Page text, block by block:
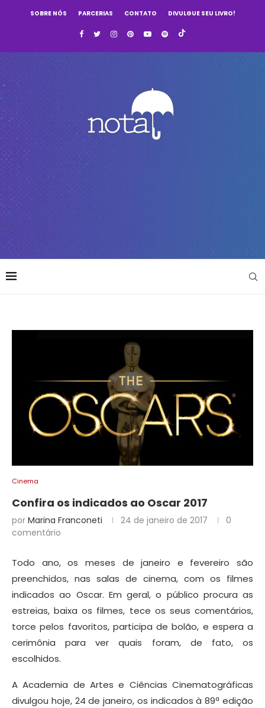
SOBRE NÓS PARCERIAS CONTATO DIVULGUE SEU LIVRO!
Cinema
Confira os indicados ao Oscar 2017
por Marina Franconeti 24 de janeiro de 2017
0
comentário
Todo ano, os meses de janeiro e fevereiro são
preenchidos, nas salas de cinema, com os filmes
indicados ao Oscar. Em geral, o público procura as
estreias, baixa os filmes, tece os seus comentários,
torce pelos favoritos, participa de bolão, e espera a
cerimônia para ver quais foram, de fato, os
escolhidos.
A Academia de Artes e Ciências Cinematográficas
divulgou hoje, 24 de janeiro, os indicados à 89ª edição